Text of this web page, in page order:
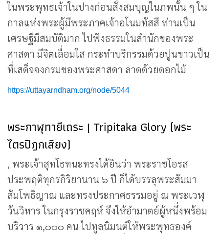
ในพระพุทธเจ้าในปางก่อนสั่งสมบุญในภพนั้น ๆ ใน
กาลแห่งพระผู้มีพระภาคเจ้าอโนมทัสสี ท่านเป็น
เศรษฐีมีสมบัติมาก ไปฟังธรรมในสำนักของพระ
ศาสดา มีจิตเลื่อมใส กระทำบริกรรมด้วยปูนขาวเป็น
ที่เสด็จจงกรมของพระศาสดา ลาดด้วยดอกไม้
https://uttayarndham.org/node/5044
พระกาฬุทายีเถระ | Tripitaka Glory (พระ
ไตรปิฎกเสียง)
, พระเจ้าสุทโธทนะทรงได้ยินว่า พระราชโอรส
ประพฤติทุกรกิริยานาน ๖ ปี ก็ได้บรรลุพระสัมมา
สัมโพธิญาณ และทรงประกาศธรรมอยู่ ณ พระเวฬุ
วันวิหาร ในกรุงราชคฤห์ จึงให้อำมาตย์ผู้หนึ่งพร้อม
บริวาร ๑,๐๐๐ คน ไปทูลนิมนต์ให้พระพุทธองค์